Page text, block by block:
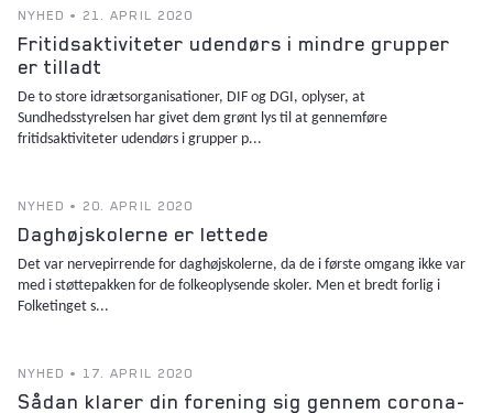
NYHED • 21. APRIL 2020
Fritidsaktiviteter udendørs i mindre grupper
er tilladt
De to store idrætsorganisationer, DIF og DGI, oplyser, at
Sundhedsstyrelsen har givet dem grønt lys til at gennemføre
fritidsaktiviteter udendørs i grupper p...
NYHED • 20. APRIL 2020
Daghøjskolerne er lettede
Det var nervepirrende for daghøjskolerne, da de i første omgang ikke var
med i støttepakken for de folkeoplysende skoler. Men et bredt forlig i
Folketinget s...
NYHED • 17. APRIL 2020
Sådan klarer din forening sig gennem corona-